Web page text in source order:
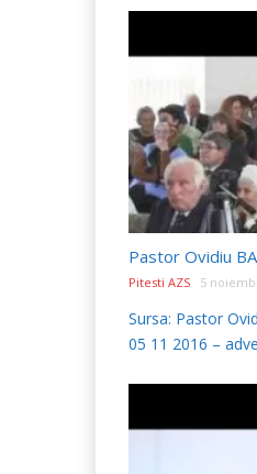
Pitesti AZS 5
Sursa: Pastor
05 11 2016 –